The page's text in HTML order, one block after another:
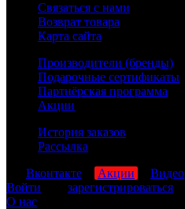
Связаться с нами
Возврат товара
Карта сайта
Производители (бренды)
Подарочные сертификаты
Партнёрская программа
Акции
История заказов
Рассылка
Вконтакте Акции Видео
Войти
зарегистрироваться
О нас